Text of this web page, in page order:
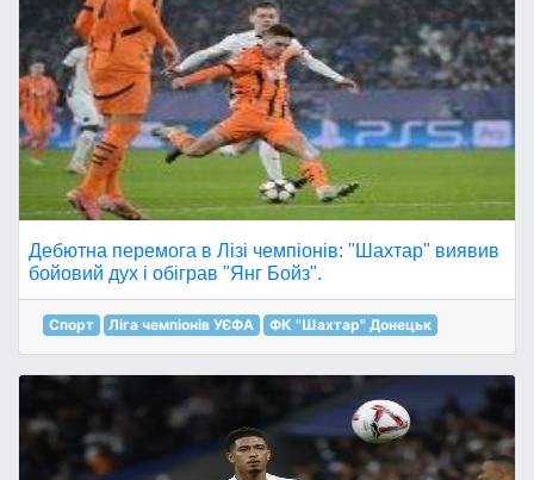
Дебютна перемога в Лізі чемпіонів: "Шахтар" виявив
бойовий дух і обіграв "Янг Бойз".
Спорт Ліга чемпіонів УЄФА ФК "Шахтар" Донецьк